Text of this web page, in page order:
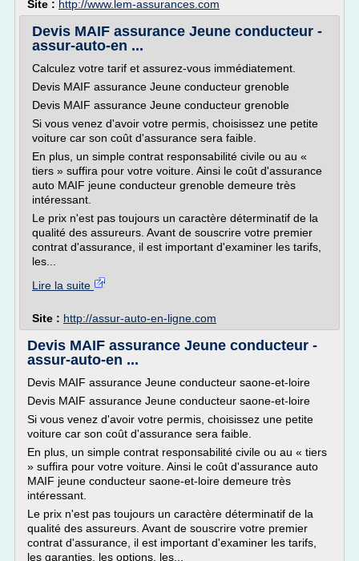
Site : http://www.lem-assurances.com
Devis MAIF assurance Jeune conducteur -
assur-auto-en ...
Calculez votre tarif et assurez-vous immédiatement.
Devis MAIF assurance Jeune conducteur grenoble
Devis MAIF assurance Jeune conducteur grenoble
Si vous venez d'avoir votre permis, choisissez une petite
voiture car son coût d'assurance sera faible.
En plus, un simple contrat responsabilité civile ou au «
tiers » suffira pour votre voiture. Ainsi le coût d'assurance
auto MAIF jeune conducteur grenoble demeure très
intéressant.
Le prix n'est pas toujours un caractère déterminatif de la
qualité des assureurs. Avant de souscrire votre premier
contrat d'assurance, il est important d'examiner les tarifs,
les...
Lire la suite
Site : http://assur-auto-en-ligne.com
Devis MAIF assurance Jeune conducteur -
assur-auto-en ...
Devis MAIF assurance Jeune conducteur saone-et-loire
Devis MAIF assurance Jeune conducteur saone-et-loire
Si vous venez d'avoir votre permis, choisissez une petite
voiture car son coût d'assurance sera faible.
En plus, un simple contrat responsabilité civile ou au « tiers
» suffira pour votre voiture. Ainsi le coût d'assurance auto
MAIF jeune conducteur saone-et-loire demeure très
intéressant.
Le prix n'est pas toujours un caractère déterminatif de la
qualité des assureurs. Avant de souscrire votre premier
contrat d'assurance, il est important d'examiner les tarifs,
les garanties, les options, les...